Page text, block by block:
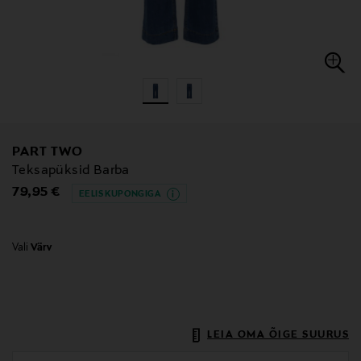
PART TWO
Teksapüksid Barba
Original Price
79,95 € EELIS KUPONGIGA
Vali Värv
LEIA OMA ÕIGE SUURUS